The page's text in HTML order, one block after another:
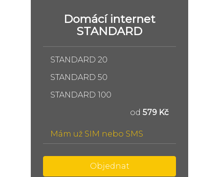
Domácí internet
STANDARD
STANDARD 20
STANDARD 50
STANDARD 100
od 579 Kč
Mám už SIM nebo SMS
Objednat